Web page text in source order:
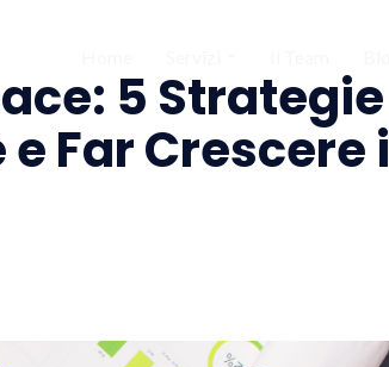
5 Strategie
Far Crescere i